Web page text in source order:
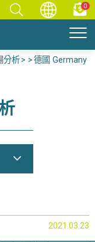
0
分析 德國 Germany
2021.03.23